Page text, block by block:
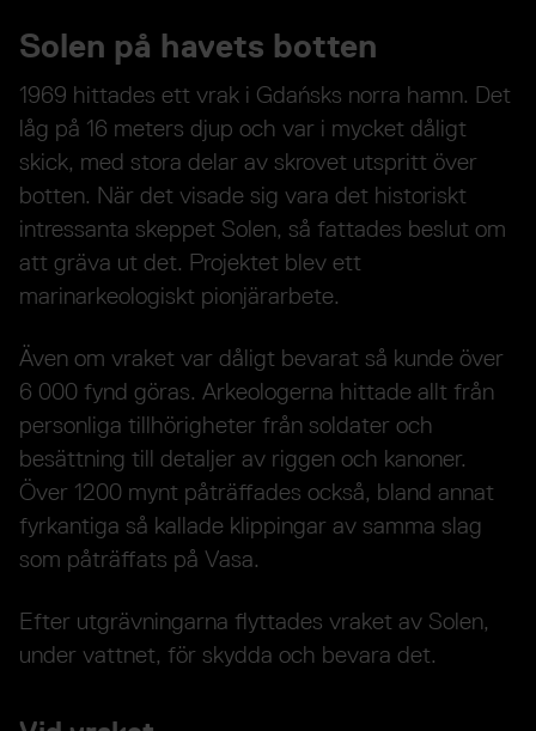
Solen på havets botten
1969 hittades ett vrak i Gdańsks norra hamn. Det
låg på 16 meters djup och var i mycket dåligt
skick, med stora delar av skrovet utspritt över
botten. När det visade sig vara det historiskt
intressanta skeppet Solen, så fattades beslut om
att gräva ut det. Projektet blev ett
marinarkeologiskt pionjärarbete.
Även om vraket var dåligt bevarat så kunde över
6 000 fynd göras. Arkeologerna hittade allt från
personliga tillhörigheter från soldater och
besättning till detaljer av riggen och kanoner.
Över 1200 mynt påträffades också, bland annat
fyrkantiga så kallade klippingar av samma slag
som påträffats på Vasa.
Efter utgrävningarna flyttades vraket av Solen,
under vattnet, för skydda och bevara det.